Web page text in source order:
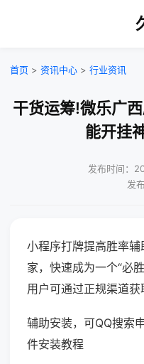
首页 > 资讯中心 > 行业资讯
干货运筹!微乐广
能开挂
发布时间：
发
小程序打牌提高胜率
家，快速成为一个“必
用户可通过正规渠道获
辅助安装，可QQ搜索
件安装教程